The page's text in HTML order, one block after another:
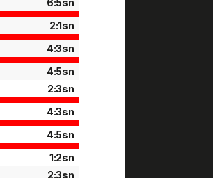
6:5sn
2:1sn
4:3sn
4:5sn
2:3sn
4:3sn
4:5sn
1:2sn
2:3sn